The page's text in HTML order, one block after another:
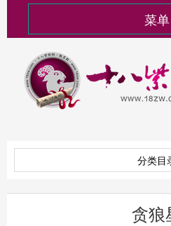
菜单
分类目
贪狼